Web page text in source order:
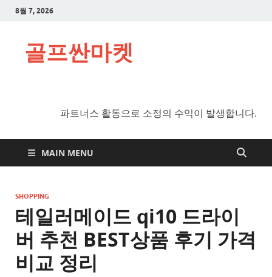
8월 7, 2026
골프싼마켓
파트너스 활동으로 소정의 수익이 발생합니다.
MAIN MENU
SHOPPING
테일러메이드 qi10 드라이
버 추천 BEST상품 후기 가격
비교 정리